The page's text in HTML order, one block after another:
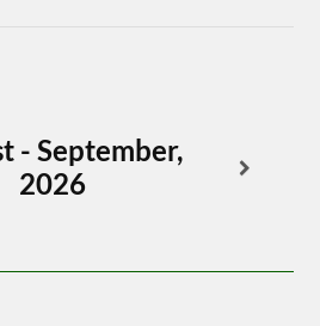
- September,
2026